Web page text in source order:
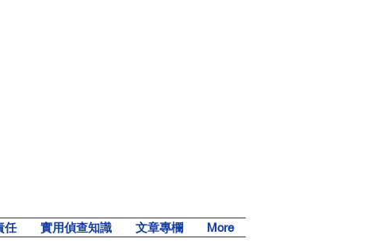
任 實用偵查知識 文章專欄 More